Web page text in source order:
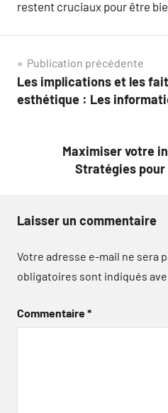
restent cruciaux pour être
Navigation
de
Publication précédente
Les implications et les
esthétique : Les
Maximiser votre
Stratégies
Laisser un commentaire
Votre adresse e-mail ne sera
obligatoires sont indiqués
Commentaire*